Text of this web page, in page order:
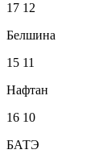
17 12
Белшина
15 11
Нафтан
16 10
БАТЭ